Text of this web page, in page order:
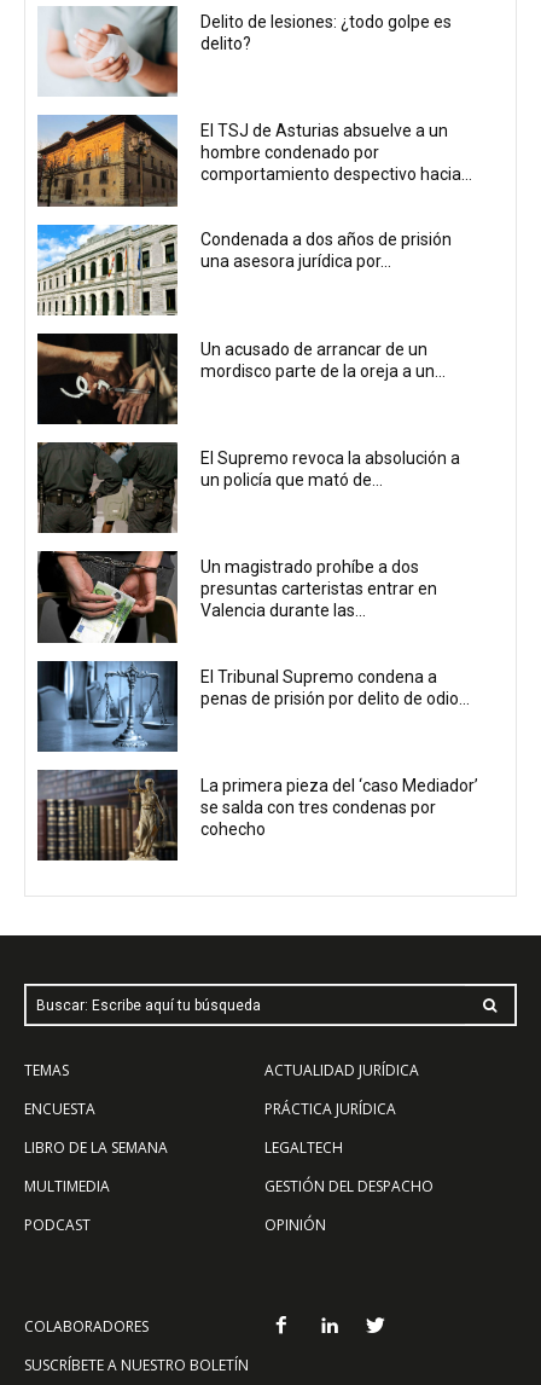
Delito de lesiones: ¿todo golpe es
delito?
El TSJ de Asturias absuelve a un
hombre condenado por
comportamiento despectivo hacia...
Condenada a dos años de prisión
una asesora jurídica por...
Un acusado de arrancar de un
mordisco parte de la oreja a un...
El Supremo revoca la absolución a
un policía que mató de...
Un magistrado prohíbe a dos
presuntas carteristas entrar en
Valencia durante las...
El Tribunal Supremo condena a
penas de prisión por delito de odio...
La primera pieza del ‘caso Mediador’
se salda con tres condenas por
cohecho
Buscar: Escribe aquí tu búsqueda
TEMAS
ENCUESTA
LIBRO DE LA SEMANA
MULTIMEDIA
PODCAST
ACTUALIDAD JURÍDICA
PRÁCTICA JURÍDICA
LEGALTECH
GESTIÓN DEL DESPACHO
OPINIÓN
COLABORADORES
SUSCRÍBETE A NUESTRO BOLETÍN